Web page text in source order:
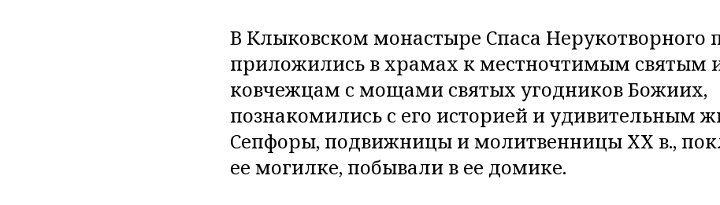
В Клыковском монастыре Спаса Нерукотворного
приложились в храмах к местночтимым святым
ковчежцам с мощами святых угодников Божиих,
познакомились с его историей и удивительным
Сепфоры, подвижницы и молитвенницы ХХ в.,
ее могилке, побывали в ее домике.